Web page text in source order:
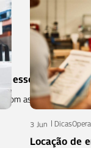
esse
as máquinas
3 Jun Dicas
Locação de